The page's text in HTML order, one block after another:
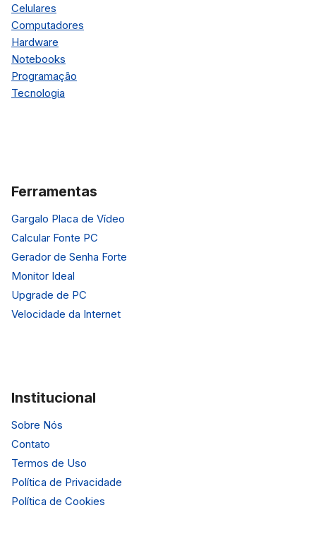
Celulares
Computadores
Hardware
Notebooks
Programação
Tecnologia
Ferramentas
Gargalo Placa de Vídeo
Calcular Fonte PC
Gerador de Senha Forte
Monitor Ideal
Upgrade de PC
Velocidade da Internet
Institucional
Sobre Nós
Contato
Termos de Uso
Política de Privacidade
Política de Cookies